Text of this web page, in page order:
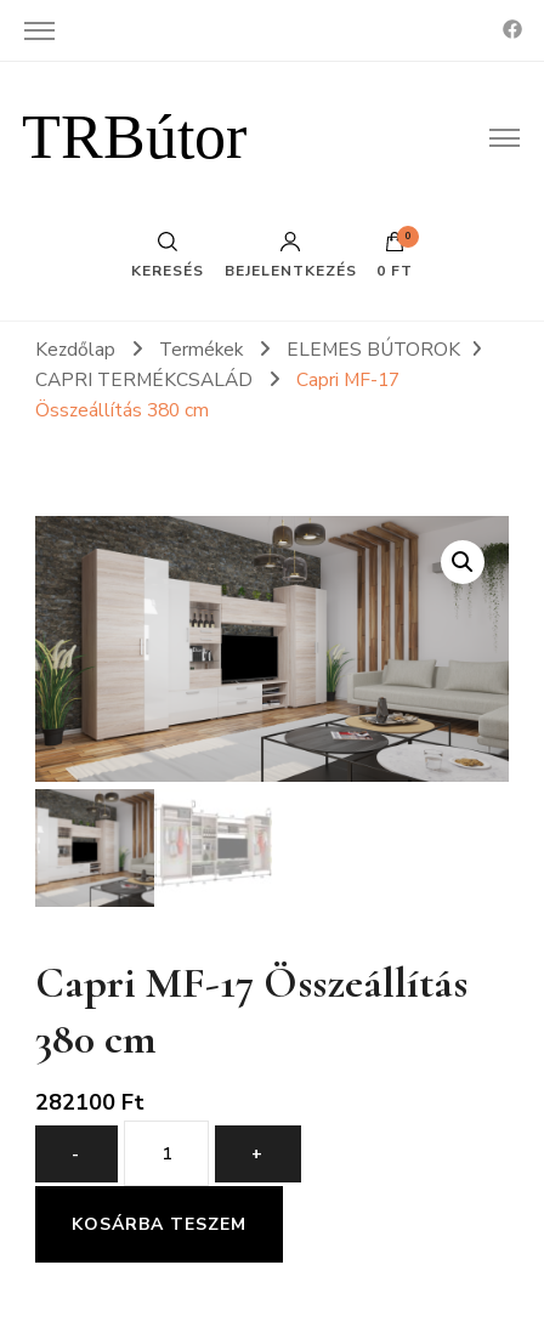
TRBútor
KERESÉS BEJELENTKEZÉS
0
0 FT
Kezdőlap Termékek
ELEMES BÚTOROK
CAPRI TERMÉKCSALÁD
Capri MF-17
Összeállítás 380 cm
Capri MF-17 Összeállítás
380 cm
282100 Ft
-
Capri
MF-
17
Összeállítás
+
KOSÁRBA TESZEM